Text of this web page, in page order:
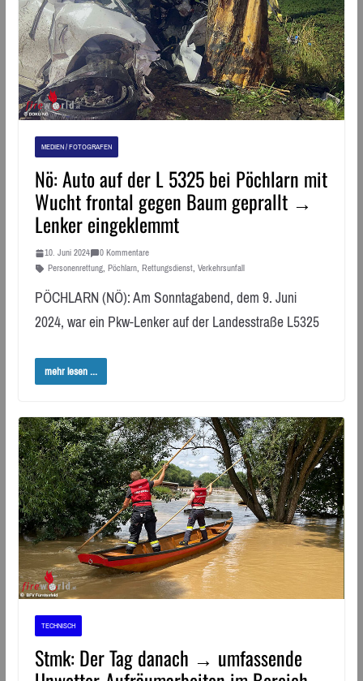
MEDIEN / FOTOGRAFEN
Nö: Auto auf der L 5325 bei Pöchlarn mit
Wucht frontal gegen Baum geprallt →
Lenker eingeklemmt
10. Juni 2024
0 Kommentare
Personenrettung, Pöchlarn, Rettungsdienst, Verkehrsunfall
PÖCHLARN (NÖ): Am Sonntagabend, dem 9. Juni
2024, war ein Pkw-Lenker auf der Landesstraße L5325
mehr lesen ...
TECHNISCH
Stmk: Der Tag danach → umfassende